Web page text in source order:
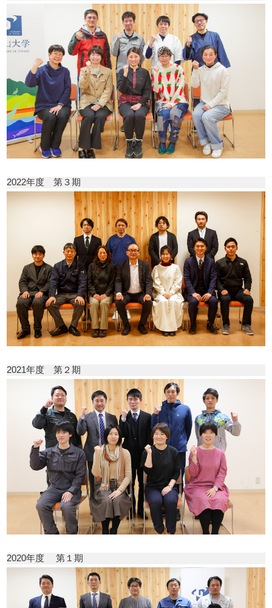
2022年度 第３期
2021年度 第２期
2020年度 第１期